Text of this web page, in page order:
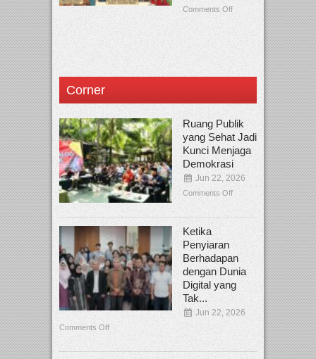
Comments Off
Corner
Ruang Publik
yang Sehat Jadi
Kunci Menjaga
Demokrasi
Jun 22, 2026
Comments Off
Ketika
Penyiaran
Berhadapan
dengan Dunia
Digital yang
Tak...
Jun 22, 2026
Comments Off